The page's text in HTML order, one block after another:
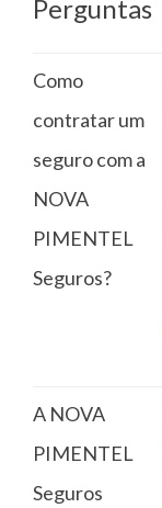
Perguntas
Como
contratar um
seguro com a
NOVA
PIMENTEL
Seguros?
A NOVA
PIMENTEL
Seguros